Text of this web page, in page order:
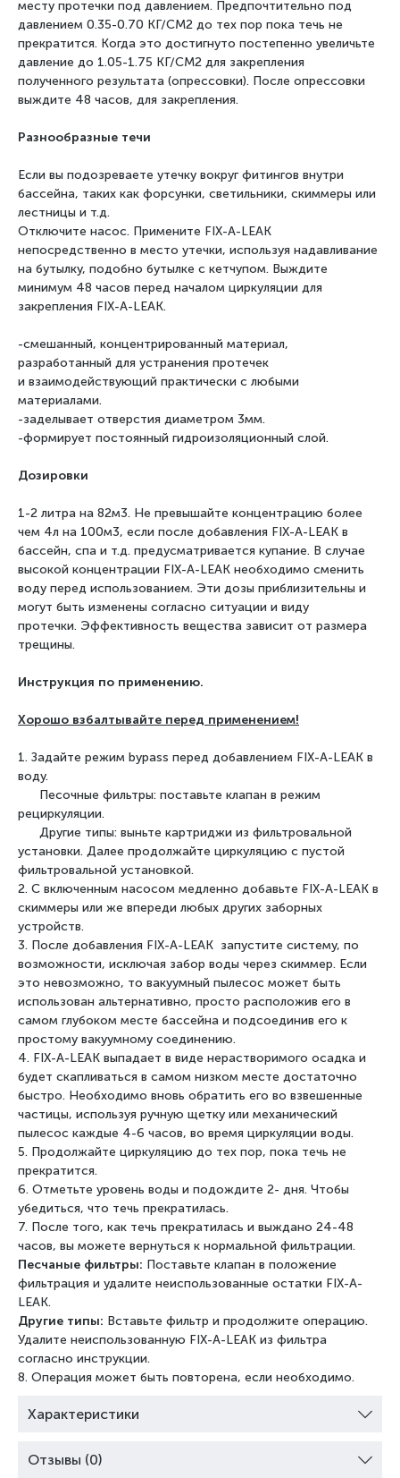
месту протечки под давлением. Предпочтительно под
давлением 0.35-0.70 КГ/СМ2 до тех пор пока течь не
прекратится. Когда это достигнуто постепенно увеличьте
давление до 1.05-1.75 КГ/СМ2 для закрепления
полученного результата (опрессовки). После опрессовки
выждите 48 часов, для закрепления.
Разнообразные течи
Если вы подозреваете утечку вокруг фитингов внутри
бассейна, таких как форсунки, светильники, скиммеры или
лестницы и т.д.
Отключите насос. Примените FIX-A-LEAK
непосредственно в место утечки, используя надавливание
на бутылку, подобно бутылке с кетчупом. Выждите
минимум 48 часов перед началом циркуляции для
закрепления FIX-A-LEAK.
-смешанный, концентрированный материал,
разработанный для устранения протечек
и взаимодействующий практически с любыми
материалами.
-заделывает отверстия диаметром 3мм.
-формирует постоянный гидроизоляционный слой.
Дозировки
1-2 литра на 82м3. Не превышайте концентрацию более
чем 4л на 100м3, если после добавления FIX-A-LEAK в
бассейн, спа и т.д. предусматривается купание. В случае
высокой концентрации FIX-A-LEAK необходимо сменить
воду перед использованием. Эти дозы приблизительны и
могут быть изменены согласно ситуации и виду
протечки. Эффективность вещества зависит от размера
трещины.
Инструкция по применению.
Хорошо взбалтывайте перед применением!
1. Задайте режим bypass перед добавлением FIX-A-LEAK в
воду.
Песочные фильтры: поставьте клапан в режим
рециркуляции.
Другие типы: выньте картриджи из фильтровальной
установки. Далее продолжайте циркуляцию с пустой
фильтровальной установкой.
2. С включенным насосом медленно добавьте FIX-A-LEAK в
скиммеры или же впереди любых других заборных
устройств.
3. После добавления FIX-A-LEAK запустите систему, по
возможности, исключая забор воды через скиммер. Если
это невозможно, то вакуумный пылесос может быть
использован альтернативно, просто расположив его в
самом глубоком месте бассейна и подсоединив его к
простому вакуумному соединению.
4. FIX-A-LEAK выпадает в виде нерастворимого осадка и
будет скапливаться в самом низком месте достаточно
быстро. Необходимо вновь обратить его во взвешенные
частицы, используя ручную щетку или механический
пылесос каждые 4-6 часов, во время циркуляции воды.
5. Продолжайте циркуляцию до тех пор, пока течь не
прекратится.
6. Отметьте уровень воды и подождите 2- дня. Чтобы
убедиться, что течь прекратилась.
7. После того, как течь прекратилась и выждано 24-48
часов, вы можете вернуться к нормальной фильтрации.
Песчаные фильтры: Поставьте клапан в положение
фильтрация и удалите неиспользованные остатки FIX-A-
LEAK.
Другие типы: Вставьте фильтр и продолжите операцию.
Удалите неиспользованную FIX-A-LEAK из фильтра
согласно инструкции.
8. Операция может быть повторена, если необходимо.
Характеристики
Отзывы (0)